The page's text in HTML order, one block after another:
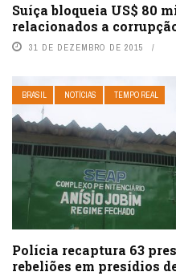
Suíça bloqueia US$ 80
relacionados a
31 DE DEZEMBRO DE 2015
BRASIL NOTÍCIAS TEMPO REAL
Polícia recaptura 63
rebeliões em presídios